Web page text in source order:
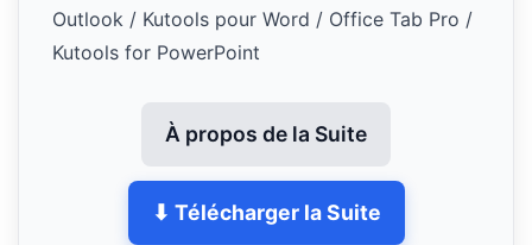
Outlook / Kutools pour Word / Office Tab Pro /
Kutools for PowerPoint
À propos de la Suite
⬇ Télécharger la Suite